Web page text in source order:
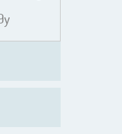
en
først
ind i
holder
30.